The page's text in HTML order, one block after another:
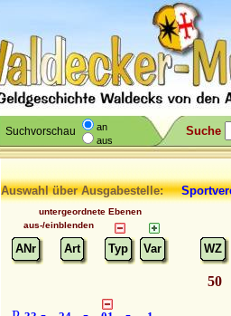
Suchvorschau
an
aus
Suche
Auswahl über Ausgabestelle:
untergeordnete Ebenen
aus-/einblenden
ANr Art Typ Var WZ
50